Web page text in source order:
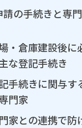
請の手続きと専
・倉庫建設後に
な登記手続き
手続きに関与す
門家
家との連携で防